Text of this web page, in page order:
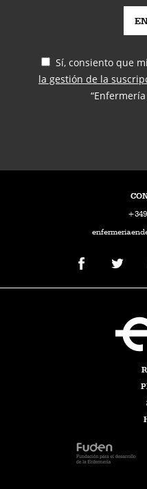
Sí, consiento que
la gestión de la